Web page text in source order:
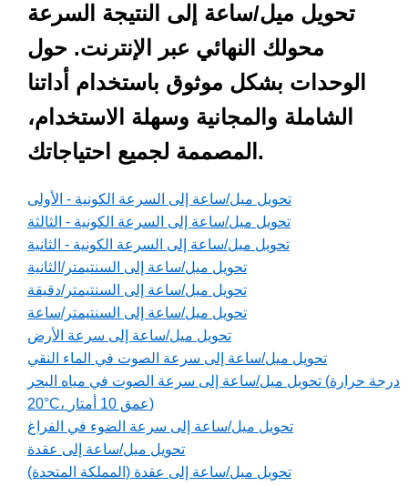
تحويل ميل/ساعة إلى النتيجة السرعة
محولك النهائي عبر الإنترنت. حول
الوحدات بشكل موثوق باستخدام أداتنا
الشاملة والمجانية وسهلة الاستخدام،
المصممة لجميع احتياجاتك.
تحويل ميل/ساعة إلى السرعة الكونية - الأولى
تحويل ميل/ساعة إلى السرعة الكونية - الثالثة
تحويل ميل/ساعة إلى السرعة الكونية - الثانية
تحويل ميل/ساعة إلى السنتيمتر/الثانية
تحويل ميل/ساعة إلى السنتيمتر/دقيقة
تحويل ميل/ساعة إلى السنتيمتر/ساعة
تحويل ميل/ساعة إلى سرعة الأرض
تحويل ميل/ساعة إلى سرعة الصوت في الماء النقي
تحويل ميل/ساعة إلى سرعة الصوت في مياه البحر (درجة حرارة
20°C، عمق 10 أمتار)
تحويل ميل/ساعة إلى سرعة الضوء في الفراغ
تحويل ميل/ساعة إلى عقدة
تحويل ميل/ساعة إلى عقدة (المملكة المتحدة)